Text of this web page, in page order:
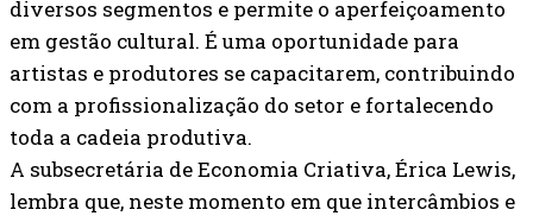
diversos segmentos e permite o aperfeiçoamento
em gestão cultural. É uma oportunidade para
artistas e produtores se capacitarem, contribuindo
com a profissionalização do setor e fortalecendo
toda a cadeia produtiva.
A subsecretária de Economia Criativa, Érica Lewis,
lembra que, neste momento em que intercâmbios e